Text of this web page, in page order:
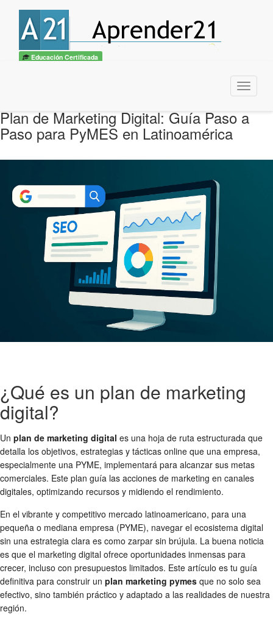
Educación Certificada
Menu
Plan de Marketing Digital: Guía Paso a
Paso para PyMES en Latinoamérica
¿Qué es un plan de marketing
digital?
Un plan de marketing digital es una hoja de ruta estructurada que
detalla los objetivos, estrategias y tácticas online que una empresa,
especialmente una PYME, implementará para alcanzar sus metas
comerciales. Este plan guía las acciones de marketing en canales
digitales, optimizando recursos y midiendo el rendimiento.
En el vibrante y competitivo mercado latinoamericano, para una
pequeña o mediana empresa (PYME), navegar el ecosistema digital
sin una estrategia clara es como zarpar sin brújula. La buena noticia
es que el marketing digital ofrece oportunidades inmensas para
crecer, incluso con presupuestos limitados. Este artículo es tu guía
definitiva para construir un plan marketing pymes que no solo sea
efectivo, sino también práctico y adaptado a las realidades de nuestra
región.